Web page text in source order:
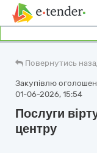
Повернутись
Закупівлю
01-06-2026, 15:54
Послуги
центру